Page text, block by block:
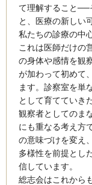
て理解すること──
と、医療の新しい
私たちの診療の中
これは医師だけの
の身体や感情を観
が加わって初めて
ます。診察室を単
として育てていき
観察者としてのま
にも重なる考え方
の意味づけを変え
多様性を前提とし
信しています。
総志会はこれからも